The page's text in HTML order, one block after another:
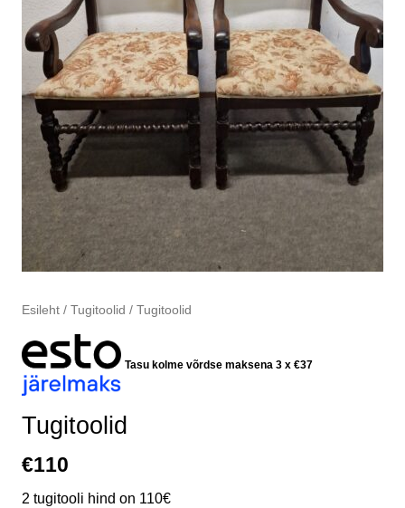
Esileht/ Tugitoolid / Tugitoolid
Tasu kolme võrdse maksena 3 x €37
Tugitoolid
€110
2 tugitooli hind on 110€